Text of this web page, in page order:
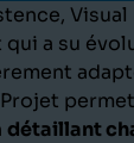
a su
détaillant